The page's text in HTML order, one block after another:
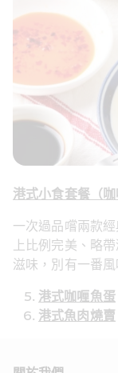
港式小食套餐（咖
一次過品嚐兩款
上比例完美、略
滋味，別有一番風
港式咖喱魚蛋
港式魚肉燒賣